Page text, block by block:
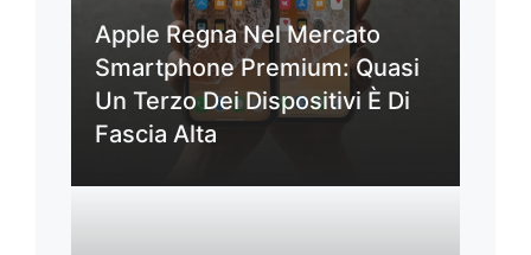
Apple Regna Nel Mercato
Smartphone Premium: Quasi
Un Terzo Dei Dispositivi È Di
Fascia Alta